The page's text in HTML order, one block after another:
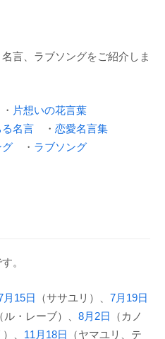
言、ラブソングをご紹介しま
片想いの花言葉
名言 ・ 恋愛名言集
グ ・ ラブソング
。
月15日 （ササユリ）、 7月19日
（ル・レーブ）、 8月2日
（カノ
、 11月18日
（ヤマユリ、テ